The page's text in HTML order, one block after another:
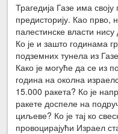
Трагедија Газе има
предисторију. Као
палестинске власти
Ко је и зашто годинама
подземних тунела из
Како је могуће да се из
година на околна
15.000 ракета? Ко је
ракете доспеле на
циљеве? Ко је тај ко
провоцирајући Израел